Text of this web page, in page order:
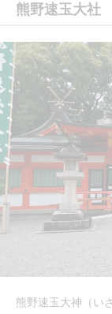
熊野速玉大社
熊野速玉大神（い